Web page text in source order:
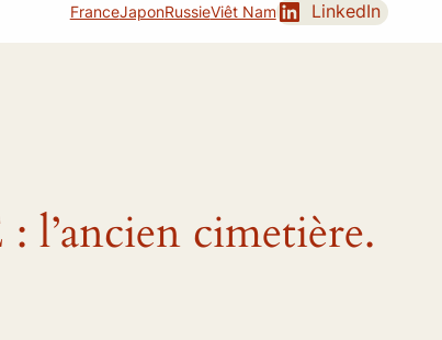
FranceJaponRussieViêt Nam LinkedIn
cimetière.